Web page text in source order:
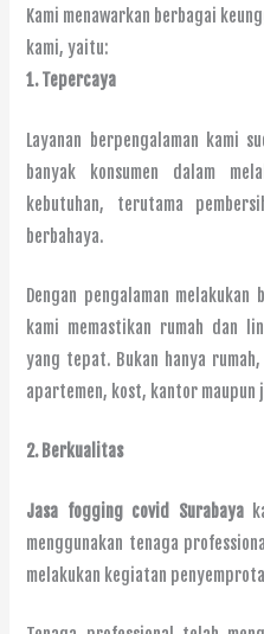
Kami menawarkan berbagai
kami, yaitu:
1.Tepercaya
Layanan berpengalaman kami
banyak konsumen dalam
kebutuhan, terutama
berbahaya.
Dengan pengalaman
kami memastikan rumah dan
yang tepat. Bukan hanya
apartemen, kost, kantor maupun
2. Berkualitas
Jasa fogging covid Surabaya
menggunakan tenaga
melakukan kegiatan